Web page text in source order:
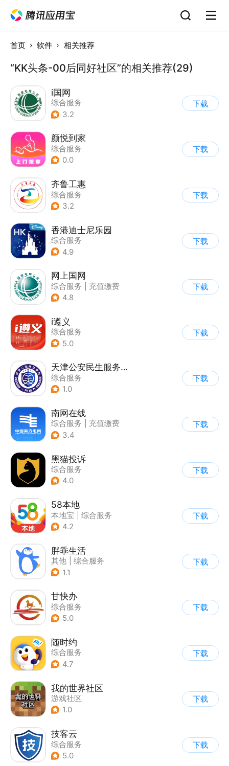
首页 软件 相关推荐
“KK头条-00后同好社区”的相关推荐(29)
i国网
综合服务
3.2
下载
颜悦到家
综合服务
0.0
下载
齐鲁工惠
综合服务
3.2
下载
香港迪士尼乐园
综合服务
4.9
下载
网上国网
综合服务
充值缴费
4.8
下载
i遵义
综合服务
5.0
下载
天津公安民生服务平台
综合服务
1.0
下载
南网在线
综合服务
充值缴费
3.4
下载
黑猫投诉
综合服务
4.0
下载
58本地
本地宝
综合服务
4.2
下载
胖乖生活
其他
综合服务
1.1
下载
甘快办
综合服务
5.0
下载
随时约
综合服务
4.7
下载
我的世界社区
游戏社区
1.0
下载
技客云
综合服务
5.0
下载